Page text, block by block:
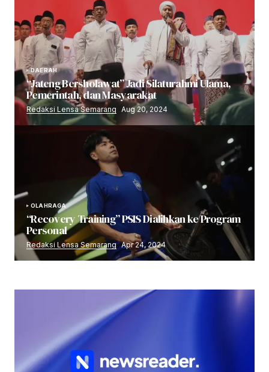
DAERAH
“Jateng Bersholawat” Jadi Silaturahmi Ulama,
Pemerintah, dan Masyarakat
Redaksi Lensa Semarang Aug 20, 2024
OLAHRAGA
“Recovery Training” PSIS Dialihkan ke Program
Personal
Redaksi Lensa Semarang Apr 24, 2024